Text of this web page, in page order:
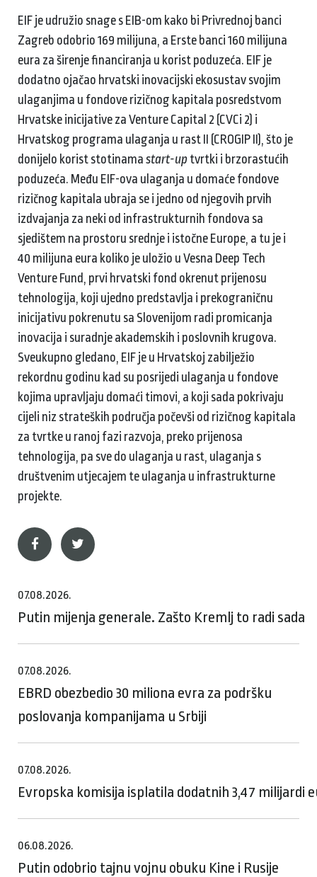
EIF je udružio snage s EIB-om kako bi Privrednoj banci
Zagreb odobrio 169 milijuna, a Erste banci 160 milijuna
eura za širenje financiranja u korist poduzeća. EIF je
dodatno ojačao hrvatski inovacijski ekosustav svojim
ulaganjima u fondove rizičnog kapitala posredstvom
Hrvatske inicijative za Venture Capital 2 (CVCi 2) i
Hrvatskog programa ulaganja u rast II (CROGIP II), što je
donijelo korist stotinama start-up tvrtki i brzorastućih
poduzeća. Među EIF-ova ulaganja u domaće fondove
rizičnog kapitala ubraja se i jedno od njegovih prvih
izdvajanja za neki od infrastrukturnih fondova sa
sjedištem na prostoru srednje i istočne Europe, a tu je i
40 milijuna eura koliko je uložio u Vesna Deep Tech
Venture Fund, prvi hrvatski fond okrenut prijenosu
tehnologija, koji ujedno predstavlja i prekograničnu
inicijativu pokrenutu sa Slovenijom radi promicanja
inovacija i suradnje akademskih i poslovnih krugova.
Sveukupno gledano, EIF je u Hrvatskoj zabilježio
rekordnu godinu kad su posrijedi ulaganja u fondove
kojima upravljaju domaći timovi, a koji sada pokrivaju
cijeli niz strateških područja počevši od rizičnog kapitala
za tvrtke u ranoj fazi razvoja, preko prijenosa
tehnologija, pa sve do ulaganja u rast, ulaganja s
društvenim utjecajem te ulaganja u infrastrukturne
projekte.
07.08.2026.
Putin mijenja generale. Zašto Kremlj to radi sada
07.08.2026.
EBRD obezbedio 30 miliona evra za podršku
poslovanja kompanijama u Srbiji
07.08.2026.
Evropska komisija isplatila dodatnih 3,47 milijardi
06.08.2026.
Putin odobrio tajnu vojnu obuku Kine i Rusije